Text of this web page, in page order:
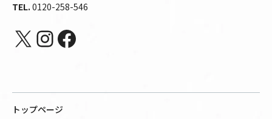
TEL. 0120-258-546
X Instagram
Facebook
トップページ